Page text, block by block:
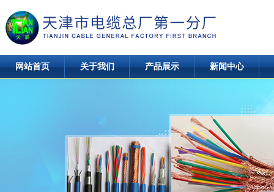
网站首页 关于我们 产品展示 新闻中心